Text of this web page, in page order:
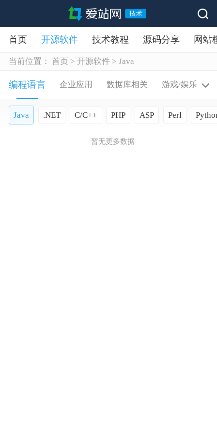
首页 开源软件 技术教程 源码分享 网站
当前位置： 首页 > 开源软件 > Java
编程语言 企业应用 数据库相关 游戏/娱乐
Java .NET C/C++ PHP ASP Perl
暂无更多数据